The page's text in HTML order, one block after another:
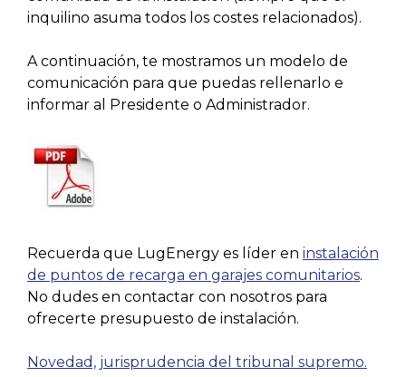
inquilino asuma todos los costes relacionados).
A continuación, te mostramos un modelo de
comunicación para que puedas rellenarlo e
informar al Presidente o Administrador.
Recuerda que LugEnergy es líder en instalación
de puntos de recarga en garajes comunitarios.
No dudes en contactar con nosotros para
ofrecerte presupuesto de instalación.
Novedad, jurisprudencia del tribunal supremo.